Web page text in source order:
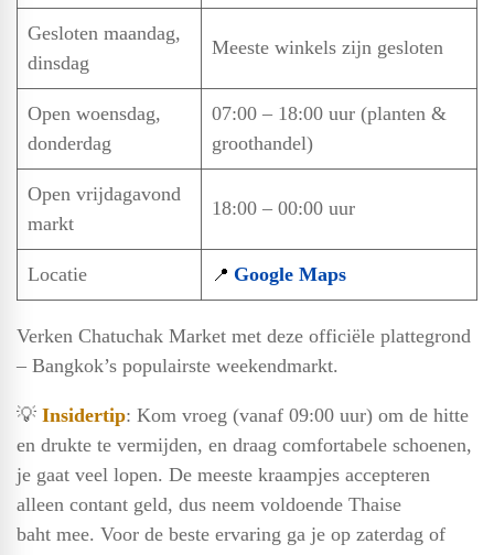
Gesloten maandag,
dinsdag
Meeste winkels zijn gesloten
Open woensdag,
donderdag
07:00 – 18:00 uur (planten &
groothandel)
Open vrijdagavond
markt
18:00 – 00:00 uur
Locatie 📍 Google Maps
Verken Chatuchak Market met deze officiële plattegrond
– Bangkok’s populairste weekendmarkt.
💡 Insidertip: Kom vroeg (vanaf 09:00 uur) om de hitte
en drukte te vermijden, en draag comfortabele schoenen,
je gaat veel lopen. De meeste kraampjes accepteren
alleen contant geld, dus neem voldoende Thaise
baht mee. Voor de beste ervaring ga je op zaterdag of